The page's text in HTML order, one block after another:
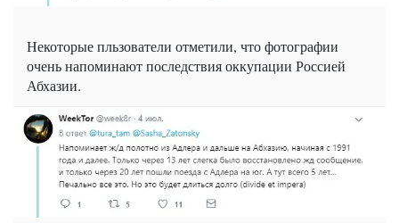
Некоторые пльзователи отметили, что фотографии
очень напоминают последствия оккупации Россией
Абхазии.